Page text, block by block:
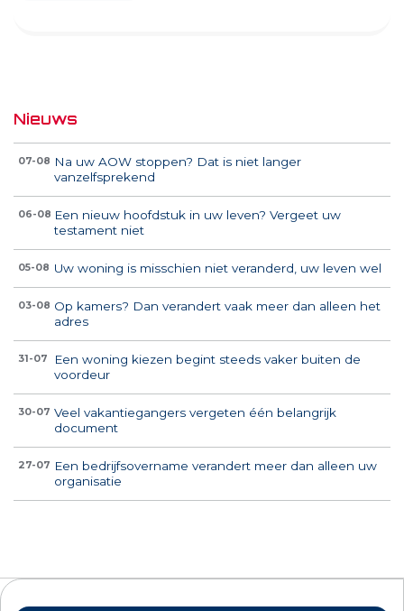
Nieuws
07-08 Na uw AOW stoppen? Dat is niet langer
vanzelfsprekend
06-08 Een nieuw hoofdstuk in uw leven? Vergeet uw
testament niet
05-08 Uw woning is misschien niet veranderd, uw leven wel
03-08 Op kamers? Dan verandert vaak meer dan alleen het
adres
31-07
Een woning kiezen begint steeds vaker buiten de
voordeur
30-07 Veel vakantiegangers vergeten één belangrijk
document
27-07 Een bedrijfsovername verandert meer dan alleen uw
organisatie